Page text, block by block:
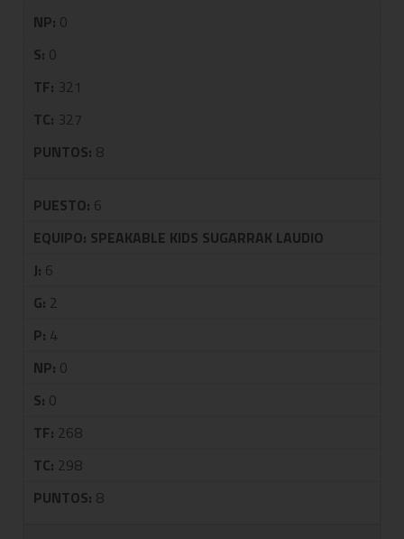
NP: 0
S: 0
TF: 321
TC: 327
PUNTOS: 8
PUESTO: 6
EQUIPO: SPEAKABLE KIDS SUGARRAK LAUDIO
J: 6
G: 2
P: 4
NP: 0
S: 0
TF: 268
TC: 298
PUNTOS: 8